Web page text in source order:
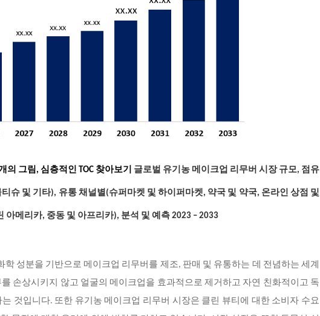
그림, 심층적인 TOC 찾아보기 글로벌 유기농 메이크업 리무버 시장 규모, 점유
슈 및 기타), 유통 채널별(슈퍼마켓 및 하이퍼마켓, 약국 및 약국, 온라인 상점 및
라틴 아메리카, 중동 및 아프리카), 분석 및 예측 2023 – 2033
성분을 기반으로 메이크업 리무버를 제조, 판매 및 유통하는 데 전념하는 세계
손상시키지 않고 얼굴의 메이크업을 효과적으로 제거하고 자연 친화적이고 독
것입니다. 또한 유기농 메이크업 리무버 시장은 클린 뷰티에 대한 소비자 수요